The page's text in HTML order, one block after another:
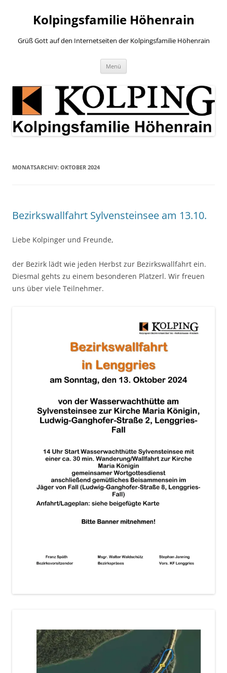
springenKolpingsfamilie Höhenrain
Grüß Gott auf den Internetseiten der Kolpingsfamilie Höhenrain
Menü
MONATSARCHIV: OKTOBER 2024
Bezirkswallfahrt Sylvensteinsee am 13.10.
Liebe Kolpinger und Freunde,
der Bezirk lädt wie jeden Herbst zur Bezirkswallfahrt ein.
Diesmal gehts zu einem besonderen Platzerl. Wir freuen
uns über viele Teilnehmer.